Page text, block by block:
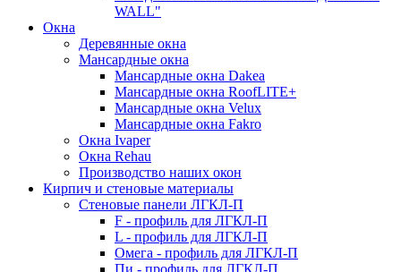
WALL"
Окна
Деревянные окна
Мансардные окна
Мансардные окна Dakea
Мансардные окна RoofLITE+
Мансардные окна Velux
Мансардные окна Fakro
Окна Ivaper
Окна Rehau
Производство наших окон
Кирпич и стеновые материалы
Стеновые панели ЛГКЛ-П
F - профиль для ЛГКЛ-П
L - профиль для ЛГКЛ-П
Омега - профиль для ЛГКЛ-П